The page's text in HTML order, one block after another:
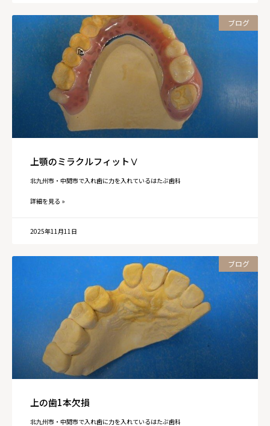
ブログ
上顎のミラクルフィットⅤ
北九州市・中間市で入れ歯に力を入れているはたぶ歯科
詳細を見る »
2025年11月11日
ブログ
上の歯1本欠損
北九州市・中間市で入れ歯に力を入れているはたぶ歯科